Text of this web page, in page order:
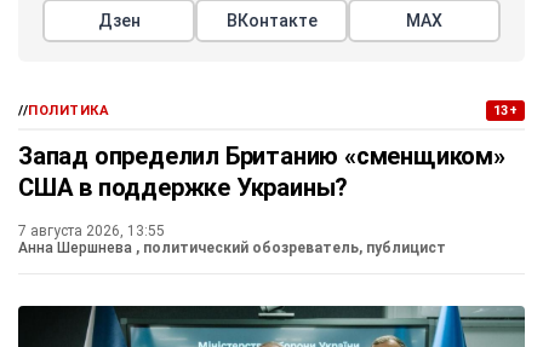
Дзен ВКонтакте МАХ
//ПОЛИТИКА 13+
Запад определил Британию «сменщиком»
США в поддержке Украины?
7 августа 2026, 13:55
Анна Шершнева , политический обозреватель, публицист